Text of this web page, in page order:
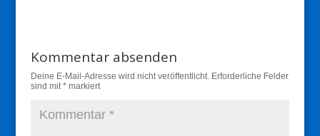
Kommentar absenden
Deine E-Mail-Adresse wird nicht veröffentlicht. Erforderliche Felder
sind mit *markiert